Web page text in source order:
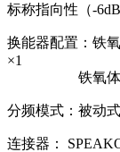
标称指向性（-6dB
换能器配置：铁
×1
铁氧体高频
分频模式：被动式
连接器：